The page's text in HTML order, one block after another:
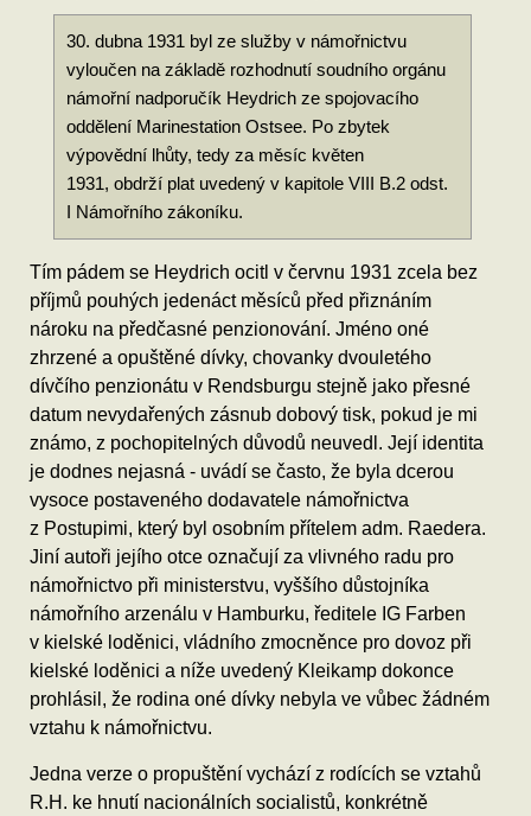
30. dubna 1931 byl ze služby v námořnictvu
vyloučen na základě rozhodnutí soudního orgánu
námořní nadporučík Heydrich ze spojovacího
oddělení Marinestation Ostsee. Po zbytek
výpovědní lhůty, tedy za měsíc květen
1931, obdrží plat uvedený v kapitole VIII B.2 odst.
I Námořního zákoníku.
Tím pádem se Heydrich ocitl v červnu 1931 zcela bez
příjmů pouhých jedenáct měsíců před přiznáním
nároku na předčasné penzionování. Jméno oné
zhrzené a opuštěné dívky, chovanky dvouletého
dívčího penzionátu v Rendsburgu stejně jako přesné
datum nevydařených zásnub dobový tisk, pokud je mi
známo, z pochopitelných důvodů neuvedl. Její identita
je dodnes nejasná - uvádí se často, že byla dcerou
vysoce postaveného dodavatele námořnictva
z Postupimi, který byl osobním přítelem adm. Raedera.
Jiní autoři jejího otce označují za vlivného radu pro
námořnictvo při ministerstvu, vyššího důstojníka
námořního arzenálu v Hamburku, ředitele IG Farben
v kielské loděnici, vládního zmocněnce pro dovoz při
kielské loděnici a níže uvedený Kleikamp dokonce
prohlásil, že rodina oné dívky nebyla ve vůbec žádném
vztahu k námořnictvu.
Jedna verze o propuštění vychází z rodících se vztahů
R.H. ke hnutí nacionálních socialistů, konkrétně